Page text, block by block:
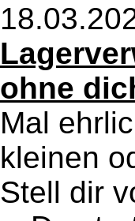
ohne
Mal
kleinen
Stell dir